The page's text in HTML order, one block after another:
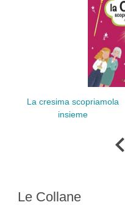
La cresima scopriamola
insieme
Le Collane